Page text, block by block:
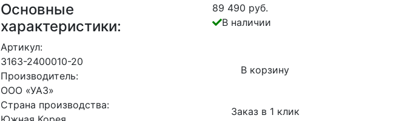
Основные
характеристики:
Артикул:
3163-2400010-20
Производитель:
ООО «УАЗ»
Страна производства:
89 490 руб.
В наличии
В корзину
Заказ в 1 клик